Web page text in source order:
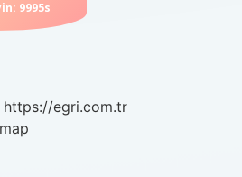
https://egri.com.tr